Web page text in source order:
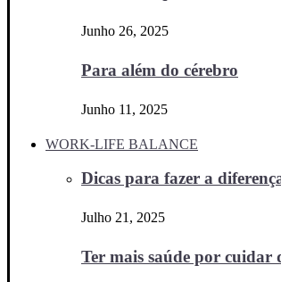
Junho 26, 2025
Para além do cérebro
Junho 11, 2025
WORK-LIFE BALANCE
Dicas para fazer a
Julho 21, 2025
Ter mais saúde por cuidar